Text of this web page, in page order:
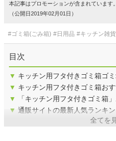
本記事はプロモーションが含まれています
（公開日2019年02月01日）
#ゴミ箱(ごみ箱) #日用品 #キッチン雑貨
目次
▼ キッチン用フタ付きゴミ箱ゴ
▼ キッチン用フタ付きゴミ箱お
▼
「キッチン用フタ付きゴミ箱
▼ 通販サイトの最新人気ランキ
全てを